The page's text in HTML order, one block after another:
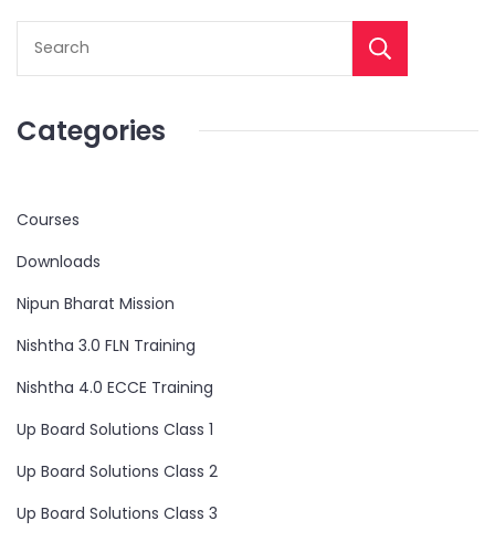
Categories
Courses
Downloads
Nipun Bharat Mission
Nishtha 3.0 FLN Training
Nishtha 4.0 ECCE Training
Up Board Solutions Class 1
Up Board Solutions Class 2
Up Board Solutions Class 3